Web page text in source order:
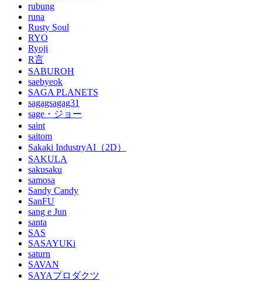
rubung
runa
Rusty Soul
RYO
Ryoji
R言
SABUROH
saebyeok
SAGA PLANETS
sagagsagag31
sage・ジョー
saint
saitom
Sakaki IndustryAI（2D）
SAKULA
sakusaku
samosa
Sandy Candy
SanFU
sang e Jun
santa
SAS
SASAYUKi
saturn
SAVAN
SAYAプロダクツ